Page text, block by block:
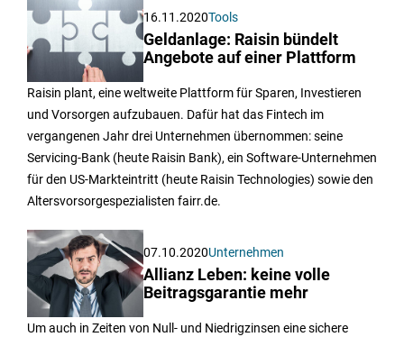
16.11.2020Tools
Geldanlage: Raisin bündelt
Angebote auf einer Plattform
Raisin plant, eine weltweite Plattform für Sparen, Investieren
und Vorsorgen aufzubauen. Dafür hat das Fintech im
vergangenen Jahr drei Unternehmen übernommen: seine
Servicing-Bank (heute Raisin Bank), ein Software-Unternehmen
für den US-Markteintritt (heute Raisin Technologies) sowie den
Altersvorsorgespezialisten fairr.de.
07.10.2020Unternehmen
Allianz Leben: keine volle
Beitragsgarantie mehr
Um auch in Zeiten von Null- und Niedrigzinsen eine sichere